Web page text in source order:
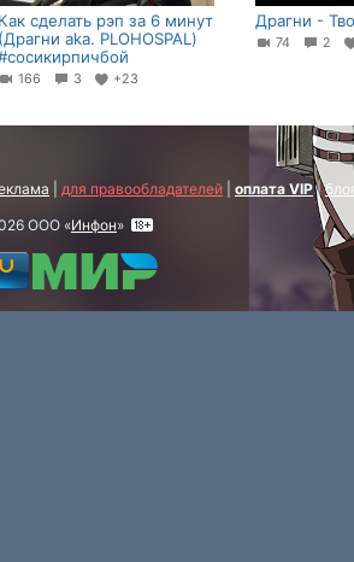
Как сделать рэп за 6 минут
(Драгни aka. PLOHOSPAL)
166 3 +23
Драгни -
74 2
для правообладателей оплата VIP|
ООО «Инфон»